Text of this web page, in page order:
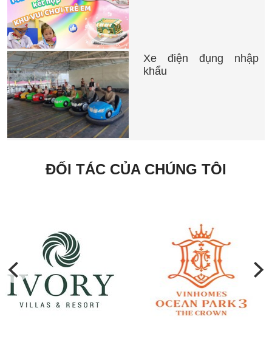
Xe điện đụng nhập
khẩu
ĐỐI TÁC CỦA CHÚNG TÔI